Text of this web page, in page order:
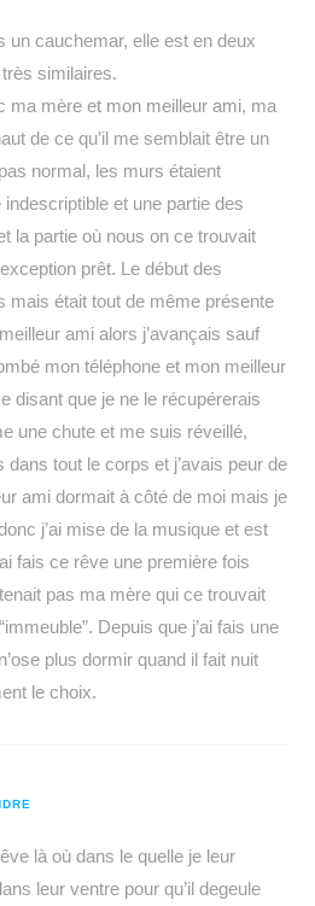
un cauchemar, elle est en deux
similaires.
ma mère et mon meilleur ami, ma
de ce qu’il me semblait être un
normal, les murs étaient
et une partie des
la partie où nous on ce trouvait
prêt. Le début des
mais était tout de même présente
ami alors j’avançais sauf
mon téléphone et mon meilleur
disant que je ne le récupérerais
une chute et me suis réveillé,
dans tout le corps et j’avais peur de
ami dormait à côté de moi mais je
j’ai mise de la musique et est
fais ce rêve une première fois
pas ma mère qui ce trouvait
Depuis que j’ai fais une
plus dormir quand il fait nuit
le choix.
là où dans le quelle je leur
leur ventre pour qu’il degeule